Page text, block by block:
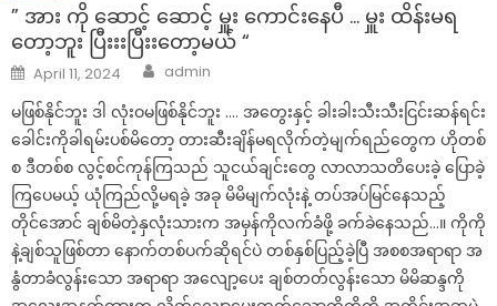
” အား ကို ဆောင့် ဆောင့် မှူး ကောင်းနေပီ … မှူး ထိန်းမရ
တော့ဘူး ပြီးးးပြီးးတော့မယ် “
Posted
on
April 11, 2024 Author
admin
မဖြစ်နိုင်ဘူး ဒါ လုံးဝမဖြစ်နိုင်ဘူး …. အတွေးနှင့် ခါးခါးသီးသီးငြင်းဆန်ရင်း
ခေါင်းကိုခါရမ်းပစ်မိတော့ တားဆီးချိန်မရလိုက်တဲ့မျက်ရည်တွေက ဟိုတစ်
စ ဒီတစ်စ လွင့်စင်ကုန်ကြသည် သူငယ်ချင်းတွေ လာလာသတိပေးခဲ့ ပြောခဲ့
ကြပေမယ့် ယုံကြည်လို့မရခဲ့ အခု မိမိမျက်လုံးနဲ့ တပ်အပ်မြင်နေသည့်
တိုင်အောင် ချစ်မိတဲ့နှလုံးသားက အမှန်ကိုလက်ခံဖို့ ခက်ခဲနေသည်…။ ကိုကို
နဲ့ချစ်သူဖြစ်တာ နောက်တစ်ပက်ဆိုရင်ပဲ တစ်နှစ်ပြည့်ခဲ့ပြီ အစစအရာရာ အ
နွံတာခံလွန်းသော အရာရာ အလျော့ပေး ချစ်တတ်လွန်းသော မိမိဆန္ဒကို